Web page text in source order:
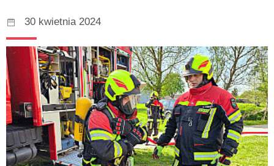
30 kwietnia 2024